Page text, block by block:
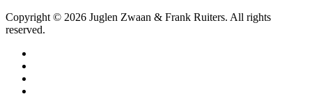
Copyright © 2026 Juglen Zwaan & Frank Ruiters. All rights
reserved.